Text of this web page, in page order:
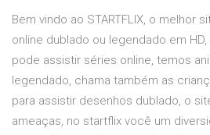
Bem vindo ao STARTFLIX, o melhor
online dublado ou legendado em
pode assistir séries online, temos
legendado, chama também as
para assistir desenhos dublado, o
ameaças, no startflix você um